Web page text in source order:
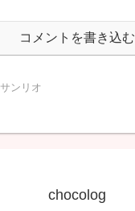
コメントを書き込む
サンリオ
chocolog